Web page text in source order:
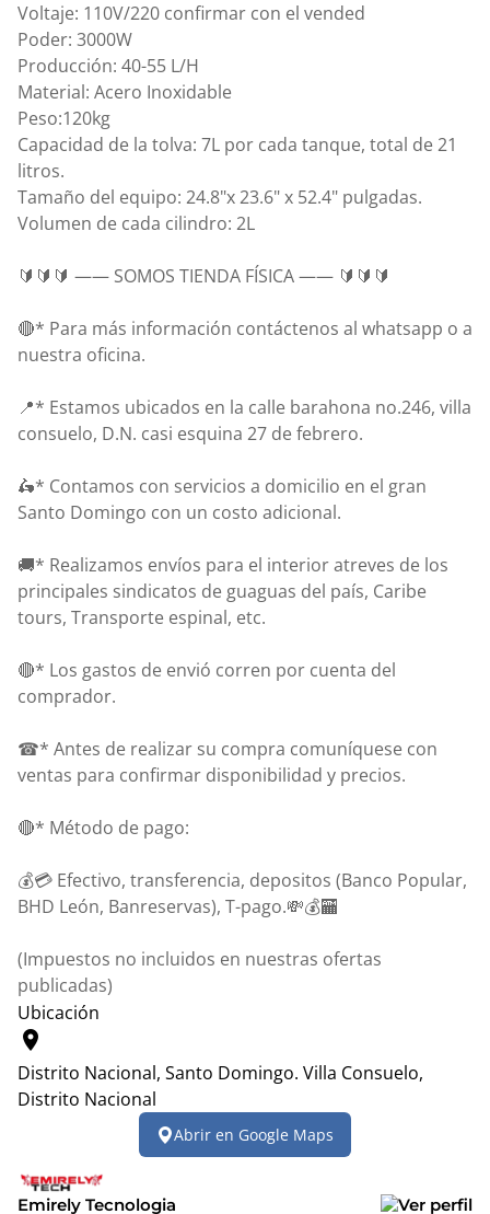
Voltaje: 110V/220 confirmar con el vended
Poder: 3000W
Producción: 40-55 L/H
Material: Acero Inoxidable
Peso:120kg
Capacidad de la tolva: 7L por cada tanque, total de 21
litros.
Tamaño del equipo: 24.8"x 23.6" x 52.4" pulgadas.
Volumen de cada cilindro: 2L
🔰🔰🔰 —— SOMOS TIENDA FÍSICA —— 🔰🔰🔰
🔴* Para más información contáctenos al whatsapp o a
nuestra oficina.
📍* Estamos ubicados en la calle barahona no.246, villa
consuelo, D.N. casi esquina 27 de febrero.
🛵* Contamos con servicios a domicilio en el gran
Santo Domingo con un costo adicional.
🚚* Realizamos envíos para el interior atreves de los
principales sindicatos de guaguas del país, Caribe
tours, Transporte espinal, etc.
🔴* Los gastos de envió corren por cuenta del
comprador.
☎* Antes de realizar su compra comuníquese con
ventas para confirmar disponibilidad y precios.
🔴* Método de pago:
💰💳 Efectivo, transferencia, depositos (Banco Popular,
BHD León, Banreservas), T-pago.💸💰🏧
(Impuestos no incluidos en nuestras ofertas
publicadas)
Ubicación
location_on
Distrito Nacional, Santo Domingo. Villa Consuelo,
Distrito Nacional
−
Abrir en Google Maps
Emirely Tecnologia